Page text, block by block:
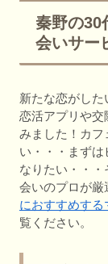
秦野の30
会いサー
新たな恋がし
恋活アプリや交
みました！カフ
い・・・まずは
なりたい・・
会いのプロが厳
におすすめす
覧ください。